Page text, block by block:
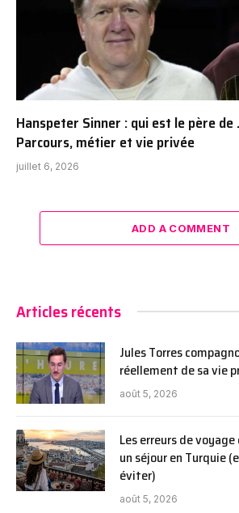
Hanspeter Sinner : qui est le père de
Parcours, métier et vie privée
juillet 6, 2026
ADD A COMMENT
Articles récents
Jules Torres
réellement de sa vie
août 5, 2026
Les erreurs de
un séjour en Turquie
éviter)
août 5, 2026